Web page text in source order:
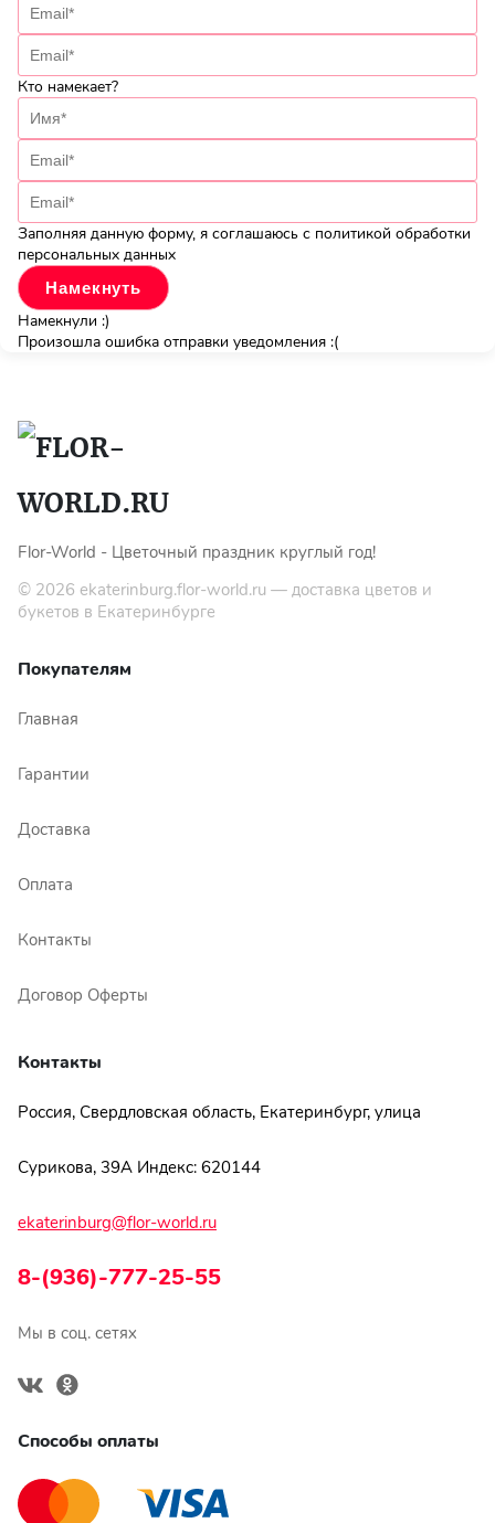
Кто намекает?
Заполняя данную форму, я соглашаюсь с политикой обработки
персональных данных
Намекнули :)
Произошла ошибка отправки уведомления :(
Flor-World - Цветочный праздник круглый год!
© 2026 ekaterinburg.flor-world.ru — доставка цветов и
букетов в Екатеринбурге
Покупателям
Главная
Гарантии
Доставка
Оплата
Контакты
Договор Оферты
Контакты
Россия, Свердловская область, Екатеринбург, улица
Сурикова, 39А Индекс: 620144
ekaterinburg@flor-world.ru
8-(936)-777-25-55
Мы в соц. сетях
Способы оплаты